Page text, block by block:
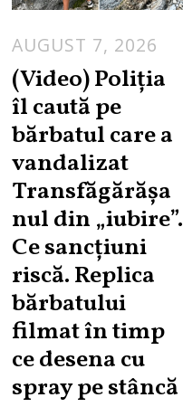
AUGUST 7, 2026
U
G
S
7
,
(Video) Poliția
îl caută pe
bărbatul care a
vandalizat
Transfăgărășa
nul din „iubire”.
Ce sancțiuni
riscă. Replica
bărbatului
filmat în timp
ce desena cu
spray pe stâncă